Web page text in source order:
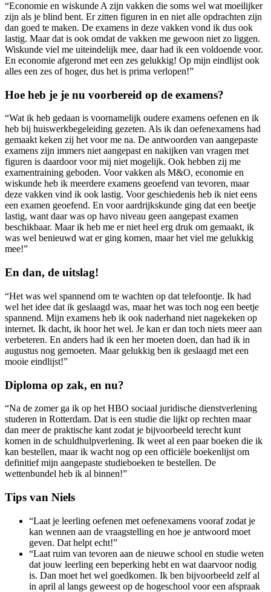
“Economie en wiskunde A zijn vakken die soms wel wat moeilijker
zijn als je blind bent. Er zitten figuren in en niet alle opdrachten zijn
dan goed te maken. De examens in deze vakken vond ik dus ook
lastig. Maar dat is ook omdat de vakken me gewoon niet zo liggen.
Wiskunde viel me uiteindelijk mee, daar had ik een voldoende voor.
En economie afgerond met een zes gelukkig! Op mijn eindlijst ook
alles een zes of hoger, dus het is prima verlopen!”
Hoe heb je je nu voorbereid op de examens?
“Wat ik heb gedaan is voornamelijk oudere examens oefenen en ik
heb bij huiswerkbegeleiding gezeten. Als ik dan oefenexamens had
gemaakt keken zij het voor me na. De antwoorden van aangepaste
examens zijn immers niet aangepast en nakijken van vragen met
figuren is daardoor voor mij niet mogelijk. Ook hebben zij me
examentraining geboden. Voor vakken als M&O, economie en
wiskunde heb ik meerdere examens geoefend van tevoren, maar
deze vakken vind ik ook lastig. Voor geschiedenis heb ik niet eens
een examen geoefend. En voor aardrijkskunde ging dat een beetje
lastig, want daar was op havo niveau geen aangepast examen
beschikbaar. Maar ik heb me er niet heel erg druk om gemaakt, ik
was wel benieuwd wat er ging komen, maar het viel me gelukkig
mee!”
En dan, de uitslag!
“Het was wel spannend om te wachten op dat telefoontje. Ik had
wel het idee dat ik geslaagd was, maar het was toch nog een beetje
spannend. Mijn examens heb ik ook naderhand niet nagekeken op
internet. Ik dacht, ik hoor het wel. Je kan er dan toch niets meer aan
verbeteren. En anders had ik een her moeten doen, dan had ik in
augustus nog gemoeten. Maar gelukkig ben ik geslaagd met een
mooie eindlijst!”
Diploma op zak, en nu?
“Na de zomer ga ik op het HBO sociaal juridische dienstverlening
studeren in Rotterdam. Dat is een studie die lijkt op rechten maar
dan meer de praktische kant zodat je bijvoorbeeld terecht kunt
komen in de schuldhulpverlening. Ik weet al een paar boeken die ik
kan bestellen, maar ik wacht nog op een officiële boekenlijst om
definitief mijn aangepaste studieboeken te bestellen. De
wettenbundel heb ik al binnen!”
Tips van Niels
“Laat je leerling oefenen met oefenexamens vooraf zodat je
kan wennen aan de vraagstelling en hoe je antwoord moet
geven. Dat helpt echt!”
“Laat ruim van tevoren aan de nieuwe school en studie weten
dat jouw leerling een beperking hebt en wat daarvoor nodig
is. Dan moet het wel goedkomen. Ik ben bijvoorbeeld zelf al
in april al langs geweest op de hogeschool voor een afspraak